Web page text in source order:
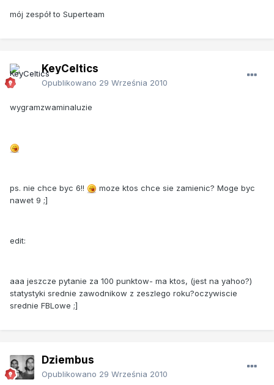
mój zespół to Superteam
KeyCeltics
Opublikowano 29 Września 2010
wygramzwaminaluzie
ps. nie chce byc 6!!
moze ktos chce sie zamienic? Moge byc
nawet 9 ;]
edit:
aaa jeszcze pytanie za 100 punktow- ma ktos, (jest na yahoo?)
statystyki srednie zawodnikow z zeszlego roku?oczywiscie
srednie FBLowe ;]
Dziembus
Opublikowano 29 Września 2010